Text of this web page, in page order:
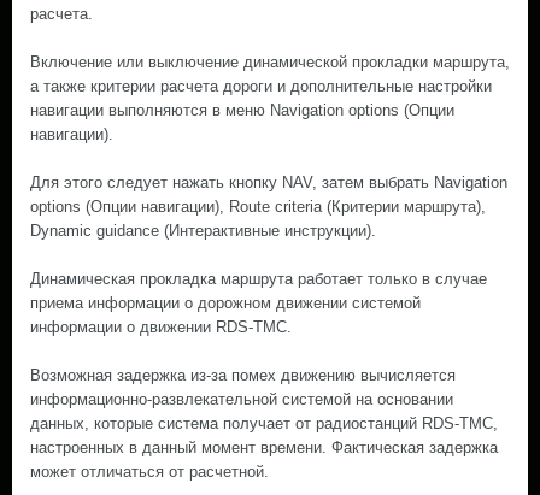
расчета.
Включение или выключение динамической прокладки маршрута,
а также критерии расчета дороги и дополнительные настройки
навигации выполняются в меню Navigation options (Опции
навигации).
Для этого следует нажать кнопку NAV, затем выбрать Navigation
options (Опции навигации), Route criteria (Критерии маршрута),
Dynamic guidance (Интерактивные инструкции).
Динамическая прокладка маршрута работает только в случае
приема информации о дорожном движении системой
информации о движении RDS-TMC.
Возможная задержка из-за помех движению вычисляется
информационно-развлекательной системой на основании
данных, которые система получает от радиостанций RDS-TMC,
настроенных в данный момент времени. Фактическая задержка
может отличаться от расчетной.